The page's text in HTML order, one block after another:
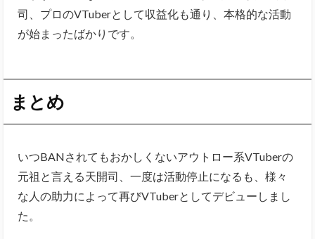
司、プロのVTuberとして収益化も通り、本格的な活動
が始まったばかりです。
まとめ
いつBANされてもおかしくないアウトロー系VTuberの
元祖と言える天開司、一度は活動停止になるも、様々
な人の助力によって再びVTuberとしてデビューしまし
た。